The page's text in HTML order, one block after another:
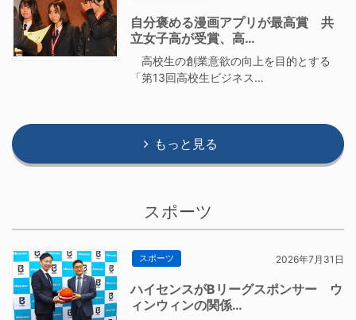
自分褒める漫画アプリが最高賞 共
立女子高が受賞、高…
高校生の創業意欲の向上を目的とする
「第13回高校生ビジネス…
もっと見る
スポーツ
スポーツ 2026年7月31日
ハイセンスがBリーグスポンサー ウ
ィンウィンの関係…